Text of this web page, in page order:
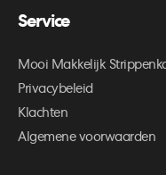
Service
Mooi Makkelijk
Privacybeleid
Klachten
Algemene voorwaarden